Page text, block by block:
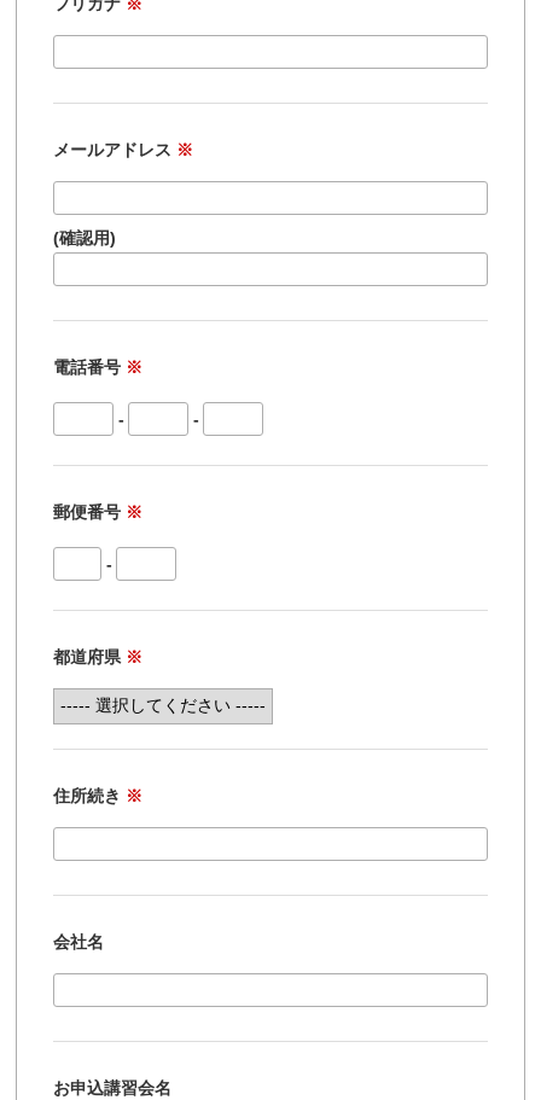
メールアドレス ※
(確認用)
電話番号 ※
- -
郵便番号 ※
-
都道府県 ※
住所続き ※
会社名
お申込講習会名